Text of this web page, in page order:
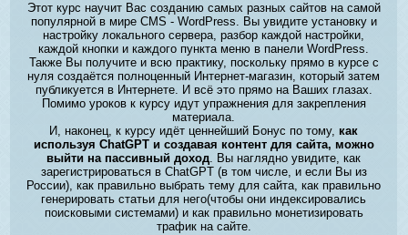
Этот курс научит Вас созданию самых разных сайтов на самой
популярной в мире CMS - WordPress. Вы увидите установку и
настройку локального сервера, разбор каждой настройки,
каждой кнопки и каждого пункта меню в панели WordPress.
Также Вы получите и всю практику, поскольку прямо в курсе с
нуля создаётся полноценный Интернет-магазин, который затем
публикуется в Интернете. И всё это прямо на Ваших глазах.
Помимо уроков к курсу идут упражнения для закрепления
материала.
И, наконец, к курсу идёт ценнейший Бонус по тому,как
используя ChatGPT и создавая контент для сайта, можно
выйти на пассивный доход. Вы наглядно увидите, как
зарегистрироваться в ChatGPT (в том числе, и если Вы из
России), как правильно выбрать тему для сайта, как правильно
генерировать статьи для него(чтобы они индексировались
поисковыми системами) и как правильно монетизировать
трафик на сайте.